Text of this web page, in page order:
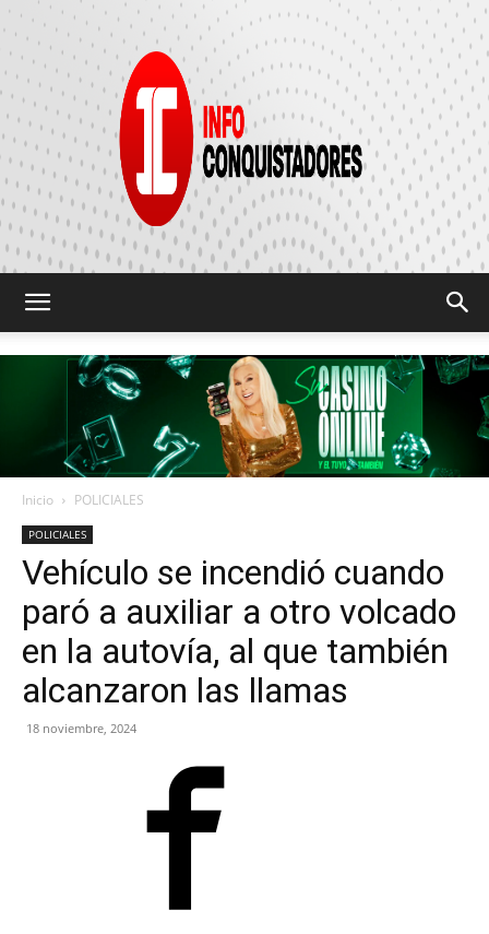
CONQUISTADORES
Inicio POLICIALES
POLICIALES
Vehículo se incendió cuando
paró a auxiliar a otro volcado
en la autovía, al que también
alcanzaron las llamas
18 noviembre, 2024